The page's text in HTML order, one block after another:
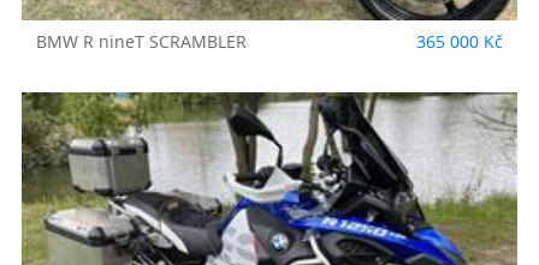
BMW R nineT SCRAMBLER 365 000 Kč